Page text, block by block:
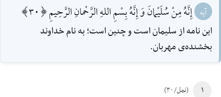
آیه إِنَّهُ مِنْ سُلَیْمانَ وَ إِنَّهُ بِسْمِ اللهِ الرَّحْمانِ الرَّحِیمِ [30]
این نامه از سلیمان است و چنین است؛ به نام خداوند
بخشنده‌ی مهربان.
۱ (نمل/ ۳۰)